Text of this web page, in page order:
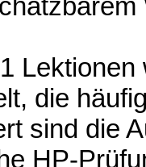
die
sind die
HP-